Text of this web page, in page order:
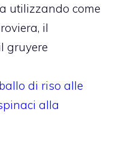
utilizzando come
il
gruyere
di riso alle
alla